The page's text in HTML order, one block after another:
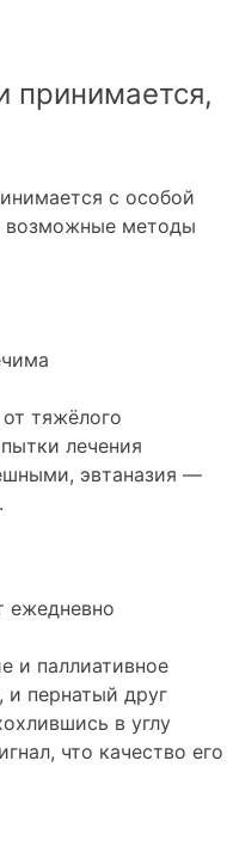
принимается,
с особой
возможные методы
тяжёлого
лечения
эвтаназия —
ежедневно
и паллиативное
и пернатый друг
в углу
что качество его